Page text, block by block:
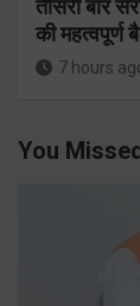
तीसरी बार
की महत्वपूर्ण
7 hours
You Missed